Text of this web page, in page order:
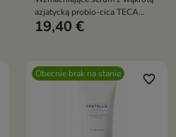
azjatycką probio-cica TECA
ceramidami i niacynamidem
19,40 €
Obecnie brak na stanie favorite_border